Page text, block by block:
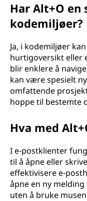
Har Alt+O
kodemiljøer?
Ja, i kodemiljøer
hurtigoversikt eller
blir enklere å
kan være spesielt
omfattende
hoppe til bestemte
Hva med
I e-postklienter
til å åpne eller
effektivisere e-
åpne en ny
uten å bruke